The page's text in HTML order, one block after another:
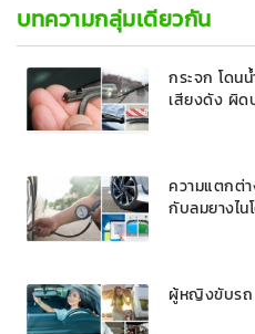
บทความกลุ่มเดียวกัน
กระจก โดน
เสียงดัง ผิด
ความแตกต่า
กับลมยางไน
ผู้หญิงขับรถ